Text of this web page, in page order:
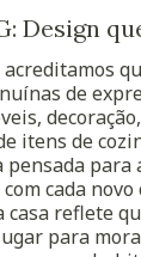
Design
de
itens de
pensada para
cada novo
reflete
para